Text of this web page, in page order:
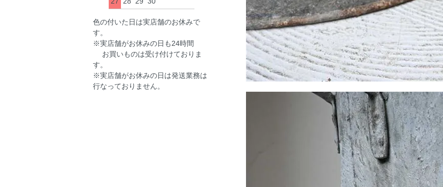
色の付いた日は実店舗のお休みで
す。
※実店舗がお休みの日も24時間
お買いものは受け付けておりま
す。
※実店舗がお休みの日は発送業務は
行なっておりません。